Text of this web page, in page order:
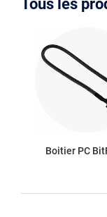
Tous les
Boitier PC